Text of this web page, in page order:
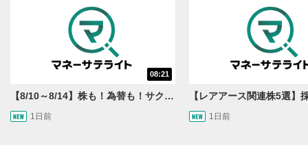
一時停止します。
操作メニュー
動画再生エリアにマウスを乗せると表示されます。
動画を再生または一時停止します。
08:21
【8/10～8/14】株も！為替も！サクッと！来週のマーケット見通し＜Next View＞
1日前 1日前